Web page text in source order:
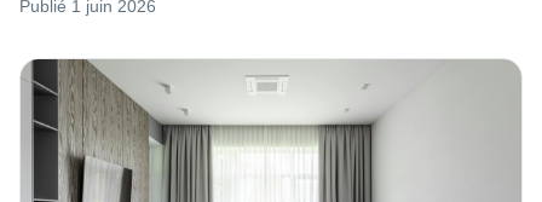
Publié 1 juin 2026